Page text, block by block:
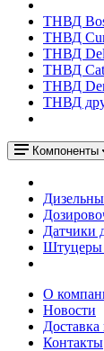
ТНВД
ТНВД
ТНВД
ТНВД
ТНВД
ТНВД
Компоненты
Датчики
Штуцеры
О
Новости
Доставка
Контакты